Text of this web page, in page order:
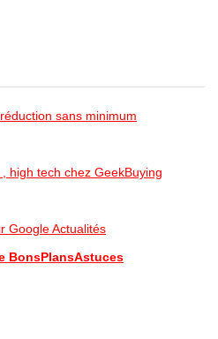
sans minimum
high tech chez GeekBuying
Google Actualités
BonsPlansAstuces